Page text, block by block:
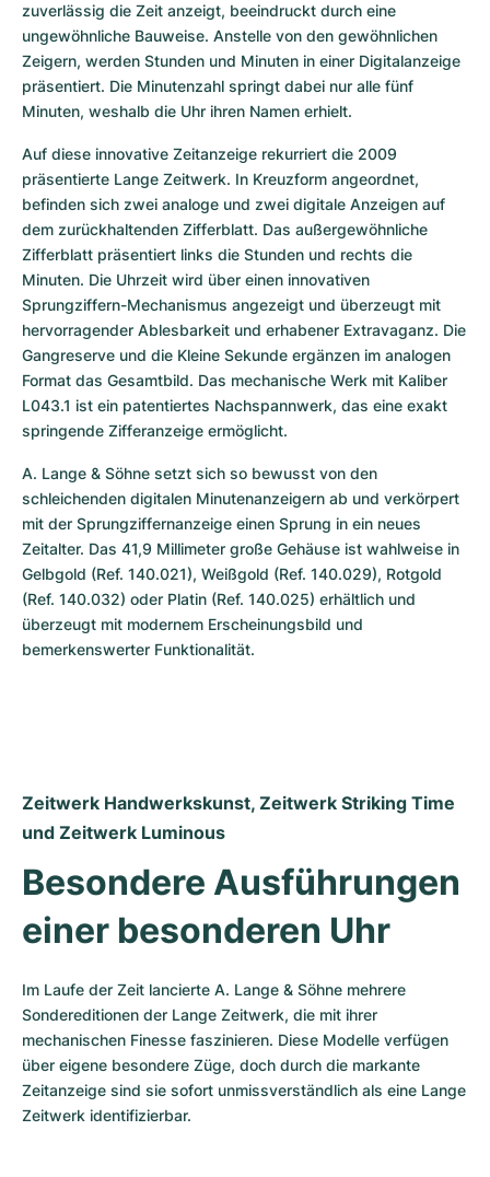
zuverlässig die Zeit anzeigt, beeindruckt durch eine
ungewöhnliche Bauweise. Anstelle von den gewöhnlichen
Zeigern, werden Stunden und Minuten in einer Digitalanzeige
präsentiert. Die Minutenzahl springt dabei nur alle fünf
Minuten, weshalb die Uhr ihren Namen erhielt.
Auf diese innovative Zeitanzeige rekurriert die 2009
präsentierte Lange Zeitwerk. In Kreuzform angeordnet,
befinden sich zwei analoge und zwei digitale Anzeigen auf
dem zurückhaltenden Zifferblatt. Das außergewöhnliche
Zifferblatt präsentiert links die Stunden und rechts die
Minuten. Die Uhrzeit wird über einen innovativen
Sprungziffern-Mechanismus angezeigt und überzeugt mit
hervorragender Ablesbarkeit und erhabener Extravaganz. Die
Gangreserve und die Kleine Sekunde ergänzen im analogen
Format das Gesamtbild. Das mechanische Werk mit Kaliber
L043.1 ist ein patentiertes Nachspannwerk, das eine exakt
springende Zifferanzeige ermöglicht.
A. Lange & Söhne setzt sich so bewusst von den
schleichenden digitalen Minutenanzeigern ab und verkörpert
mit der Sprungziffernanzeige einen Sprung in ein neues
Zeitalter. Das 41,9 Millimeter große Gehäuse ist wahlweise in
Gelbgold (Ref. 140.021), Weißgold (Ref. 140.029), Rotgold
(Ref. 140.032) oder Platin (Ref. 140.025) erhältlich und
überzeugt mit modernem Erscheinungsbild und
bemerkenswerter Funktionalität.
Zeitwerk Handwerkskunst, Zeitwerk Striking Time
und Zeitwerk Luminous
Besondere Ausführungen
einer besonderen Uhr
Im Laufe der Zeit lancierte A. Lange & Söhne mehrere
Sondereditionen der Lange Zeitwerk, die mit ihrer
mechanischen Finesse faszinieren. Diese Modelle verfügen
über eigene besondere Züge, doch durch die markante
Zeitanzeige sind sie sofort unmissverständlich als eine Lange
Zeitwerk identifizierbar.